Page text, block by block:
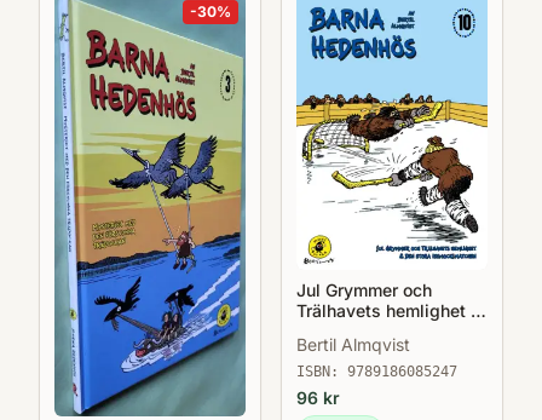
-30%
Jul Grymmer och
Trälhavets hemlighet &
issmockimatchen -
Barna Hedenhös 10
Bertil Almqvist
ISBN: 9789186085247
96 kr